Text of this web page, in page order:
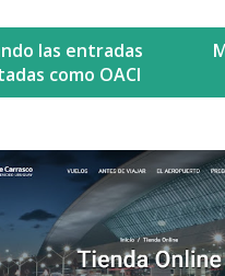
las entradas
como OACI